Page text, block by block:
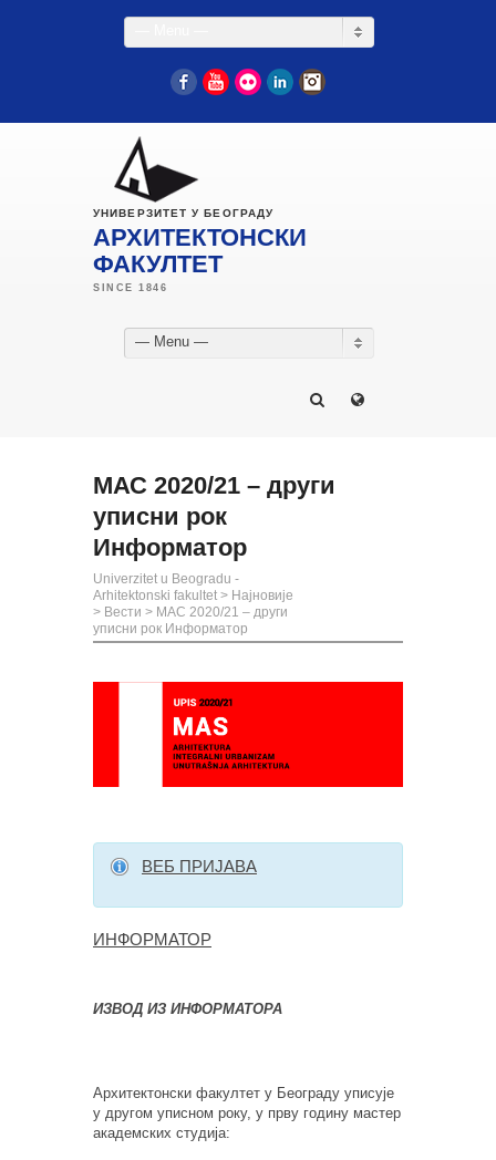
FacebookYouTube
Flickr LinkedIn
УНИВЕРЗИТЕТ У БЕОГРАДУ
АРХИТЕКТОНСКИ
ФАКУЛТЕТ
— Menu —
МАС 2020/21 – други
уписни рок
Информатор
Univerzitet u Beogradu -
Arhitektonski fakultet > Најновије
> Вести > МАС 2020/21 – други
уписни рок Информатор
ВЕБ ПРИЈАВА
ИНФОРМАТОР
ИЗВОД ИЗ ИНФОРМАТОРА
Архитектонски факултет у Београду уписује
у другом уписном року, у прву годину мастер
академских студија: